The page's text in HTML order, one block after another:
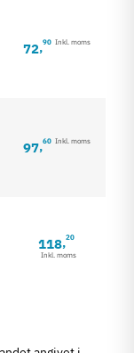
72,90 Inkl. moms
97,60 Inkl. moms
118,20
Inkl. moms